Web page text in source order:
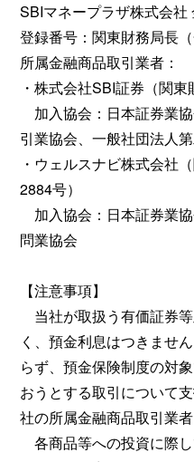
SBIマネープラザ株式会社
登録番号：関東財務局長
所属金融商品取引業者：
・株式会社SBI証券（関東
加入協会：日本証券業
引業協会、一般社団法人
・ウェルスナビ株式会社
2884号）
加入協会：日本証券業
問業協会
【注意事項】
当社が取扱う有価証券
く、預金利息はつきませ
らず、預金保険制度の対
おうとする取引について
社の所属金融商品取引業者
各商品等への投資に際